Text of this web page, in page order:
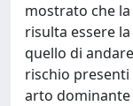
mostrato che
risulta essere
quello di
rischio
arto dominante